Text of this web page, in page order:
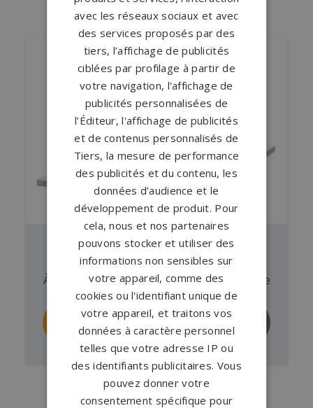
NOS MONUMENTS SIMILAIRES
Pierre tombale GPG 449/N
À partir de4 905 €en Noir Fin , Tiger White
Personnaliser
ce monument
Demander un
devis
avec les réseaux sociaux et avec
des services proposés par des
tiers, l’affichage de publicités
ciblées par profilage à partir de
votre navigation, l'affichage de
publicités personnalisées de
l’Éditeur, l'affichage de publicités
et de contenus personnalisés de
Tiers, la mesure de performance
des publicités et du contenu, les
données d’audience et le
développement de produit. Pour
cela, nous et nos partenaires
pouvons stocker et utiliser des
informations non sensibles sur
votre appareil, comme des
cookies ou l'identifiant unique de
votre appareil, et traitons vos
données à caractère personnel
telles que votre adresse IP ou
des identifiants publicitaires. Vous
pouvez donner votre
consentement spécifique pour